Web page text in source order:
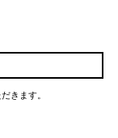
きます。